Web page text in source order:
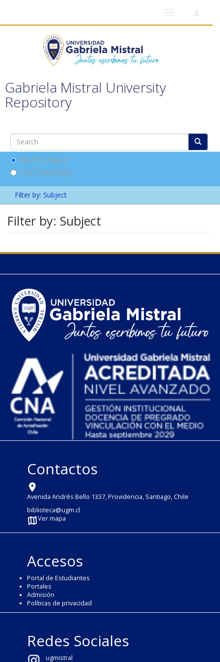
Gabriela Mistral University
Repository
Search DSpace
This Community
Filter by: Subject
Filter by: Subject
Contactos
Avenida Andrés Bello 1337, Providencia, Santiago, Chile
biblioteca@ugm.cl
Ver mapa
Accesos
Portal de Estudiantes
Portales
Admisión
Políticas de privacidad
Redes Sociales
ugmistral